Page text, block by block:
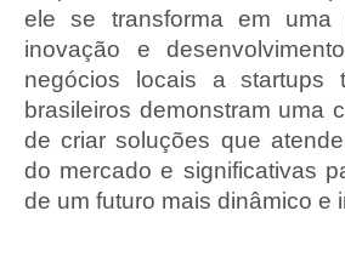
ele se transforma em uma
inovação e
negócios locais a startups
brasileiros demonstram uma
de criar soluções que
do mercado e significativas
de um futuro mais dinâmico e